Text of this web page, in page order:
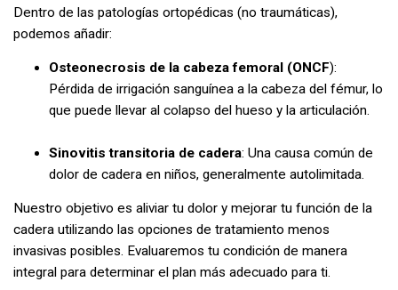
Dentro de las patologías ortopédicas (no traumáticas),
podemos añadir:
Osteonecrosis de la cabeza femoral (ONCF):
Pérdida de irrigación sanguínea a la cabeza del fémur, lo
que puede llevar al colapso del hueso y la articulación.
Sinovitis transitoria de cadera: Una causa común de
dolor de cadera en niños, generalmente autolimitada.
Nuestro objetivo es aliviar tu dolor y mejorar tu función de la
cadera utilizando las opciones de tratamiento menos
invasivas posibles. Evaluaremos tu condición de manera
integral para determinar el plan más adecuado para ti.